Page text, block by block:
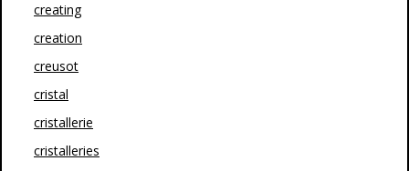
creating
creation
creusot
cristal
cristallerie
cristalleries